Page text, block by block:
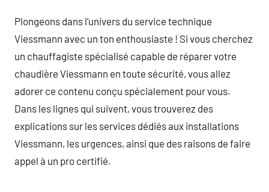
Plongeons dans l’univers du service technique
Viessmann avec un ton enthousiaste ! Si vous cherchez
un chauffagiste spécialisé capable de réparer votre
chaudière Viessmann en toute sécurité, vous allez
adorer ce contenu conçu spécialement pour vous.
Dans les lignes qui suivent, vous trouverez des
explications sur les services dédiés aux installations
Viessmann, les urgences, ainsi que des raisons de faire
appel à un pro certifié.